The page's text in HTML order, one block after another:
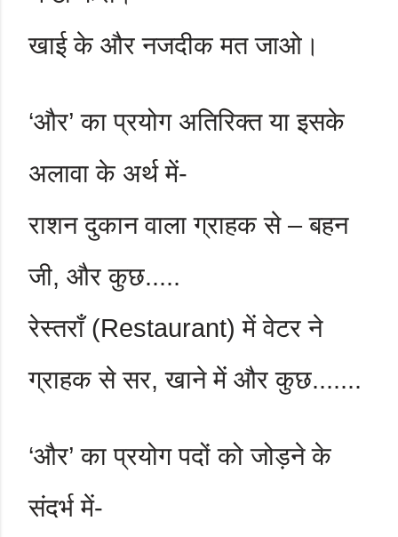
खाई के और नजदीक मत जाओ।
‘और’ का प्रयोग अतिरिक्त या इसके
अलावा के अर्थ में-
राशन दुकान वाला ग्राहक से – बहन
जी, और कुछ.....
रेस्तराँ (Restaurant) में वेटर ने
ग्राहक से सर, खाने में और कुछ.......
‘और’ का प्रयोग पदों को जोड़ने के
संदर्भ में-